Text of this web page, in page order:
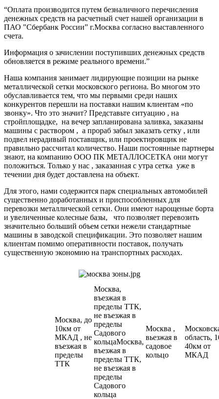
“Оплата производится путем безналичного перечисления
денежных средств на расчетный счет нашей организации в
ПАО "Сбербанк России” г.Москва согласно выставленного
счета.
Информация о зачислении поступивших денежных средств
обновляется в режиме реального времени.”
Наша компания занимает лидирующие позиции на рынке
металлической сетки московского региона. Во многом это
обуславливается тем, что мы первыми среди наших
конкурентов перешли на поставки нашим клиентам «по
звонку». Что это значит? Представьте ситуацию , на
стройплощадке, на вечер запланирована заливка, заказаны
машины с раствором , а прораб забыл заказать сетку , или
подвел нерадивый поставщик, или проектировщик не
правильно рассчитал количество. Наши постоянные партнеры
знают, на компанию ООО ПК МЕТАЛЛОСЕТКА они могут
положиться. Только у нас , заказанная с утра сетка уже в
течении дня будет доставлена на объект.
Для этого, нами содержится парк специальных автомобилей
существенно доработанных и приспособленных для
перевозки металлической сетки. Они имеют нарощеные борта
и увеличенные колесные базы, что позволяет перевозить
значительно больший объем сетки нежели стандартные
машины в заводской спецификации. Это позволяет нашим
клиентам помимо оперативности поставок, получать
существенную экономию на транспортных расходах.
Москва, до
10км от
МКАД , не
въезжая в
пределы
ТТК
Москва,
въезжая в
пределы ТТК,
не въезжая в
пределы
Садового
кольцаМосква,
въезжая в
пределы ТТК,
не въезжая в
пределы
Садового
кольца
Москва ,
вьезжая в
садовое
кольцо
область,
40км от
МКАД